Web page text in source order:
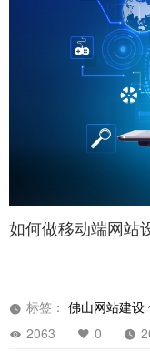
如何做移动端网站
标签： 佛山网站建设
2063
0